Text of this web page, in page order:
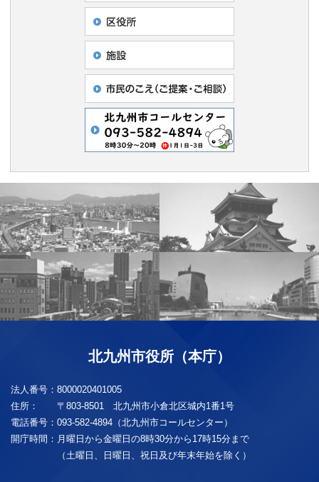
北九州市役所（本庁）
法人番号： 8000020401005
住所：
〒803-8501 北九州市小倉北区城内1番1号
電話番号： 093-582-4894（北九州市コールセンター）
開庁時間： 月曜日から金曜日の8時30分から17時15分まで
（土曜日、日曜日、祝日及び年末年始を除く）